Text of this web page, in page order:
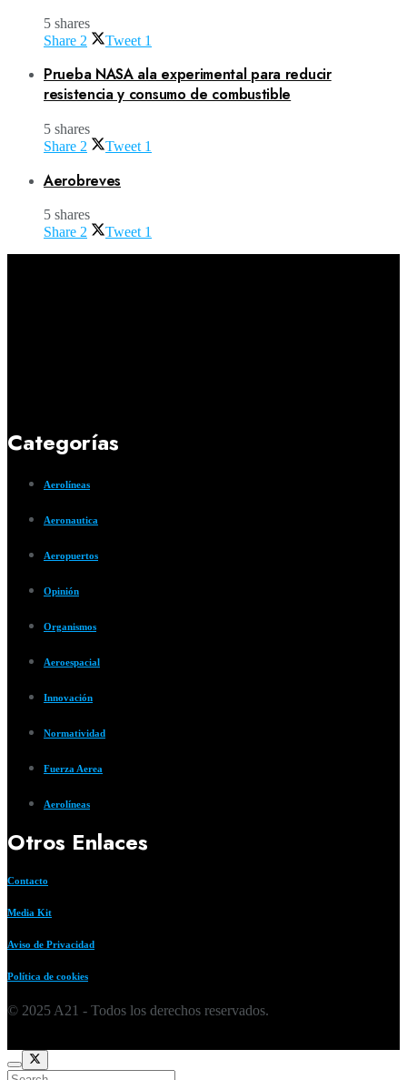
5 shares
Share 2 Tweet 1
Prueba NASA ala experimental para reducir
resistencia y consumo de combustible
5 shares
Share 2 Tweet 1
Aerobreves
5 shares
Share 2 Tweet 1
Categorías
Aerolíneas
Aeronautica
Aeropuertos
Opinión
Organismos
Aeroespacial
Innovación
Normatividad
Fuerza Aerea
Aerolíneas
Otros Enlaces
Contacto
Media Kit
Aviso de Privacidad
Política de cookies
© 2025 A21 - Todos los derechos reservados.